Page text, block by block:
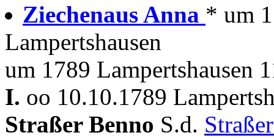
Ziechenaus Anna * um
Lampertshausen
um 1789 Lampertshausen
I. oo 10.10.1789
Straßer Benno S.d.